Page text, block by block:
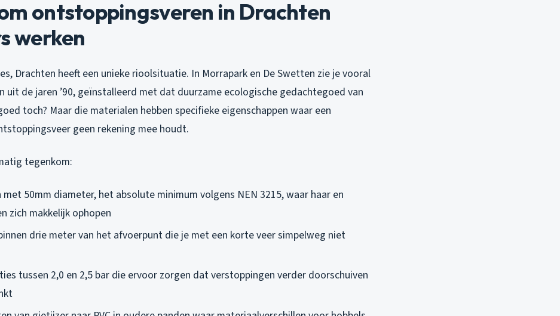
ontstoppingsveren in Drachten
werken
Drachten heeft een unieke rioolsituatie. In Morrapark en De Swetten zie je vooral
uit de jaren ’90, geïnstalleerd met dat duurzame ecologische gedachtegoed van
toch? Maar die materialen hebben specifieke eigenschappen waar een
geen rekening mee houdt.
tegenkom:
met 50mm diameter, het absolute minimum volgens NEN 3215, waar haar en
zich makkelijk ophopen
drie meter van het afvoerpunt die je met een korte veer simpelweg niet
tussen 2,0 en 2,5 bar die ervoor zorgen dat verstoppingen verder doorschuiven